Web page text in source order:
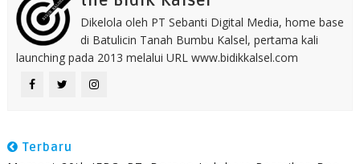
Dikelola oleh PT Sebanti Digital Media, home base
di Batulicin Tanah Bumbu Kalsel, pertama kali
launching pada 2013 melalui URL www.bidikkalsel.com
Terbaru